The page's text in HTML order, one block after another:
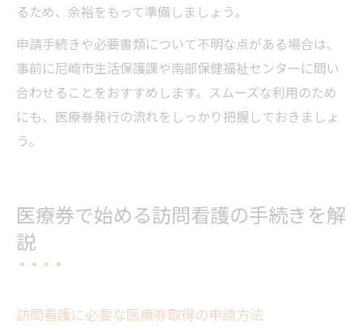
るため、余裕をもって準備しましょう。
申請手続きや必要書類について不明な点がある場合は、
事前に尼崎市生活保護課や南部保健福祉センターに問い
合わせることをおすすめします。スムーズな利用のため
にも、医療券発行の流れをしっかり把握しておきましょ
う。
医療券で始める訪問看護の手続きを解
説
訪問看護に必要な医療券取得の申請方法